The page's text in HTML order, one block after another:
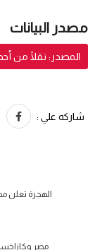
مصدر البيانات
المصدر: نقلًا من
شاركه علي :
الهجرة تعلن
مصر